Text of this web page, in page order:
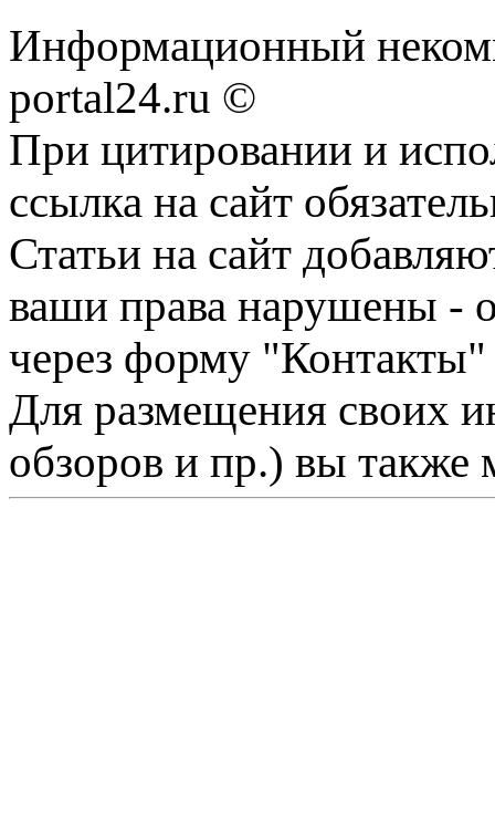
Информационный
portal24.ru ©
При цитировании и
ссылка на сайт
Статьи на сайт
ваши права нарушены -
через форму "Контакты"
Для размещения своих
обзоров и пр.) вы также